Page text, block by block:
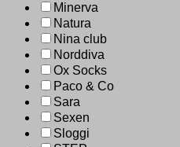
Minerva
Natura
Nina club
Norddiva
Ox Socks
Paco & Co
Sara
Sexen
Sloggi